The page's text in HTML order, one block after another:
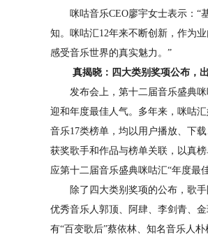
咪咕音乐CEO廖宇女士表示：“
知。咪咕汇12年来不断创新，作为
感受音乐世界的真实魅力。”
真揭晓：四大类别奖项公布，
发布会上，第十二届音乐盛典咪
迎和年度最佳人气。多年来，咪咕
音乐17类榜单，均以用户播放、下
获奖歌手和作品与榜单关联，以真
应第十二届音乐盛典咪咕汇“年度最
除了四大类别奖项的公布，歌手
优秀音乐人郭顶、阿肆、李剑青、
有“百变歌后”蔡依林、知名音乐人